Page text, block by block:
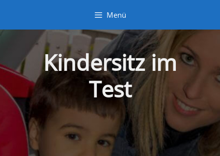
springen
Menü
Kindersitz im
Test